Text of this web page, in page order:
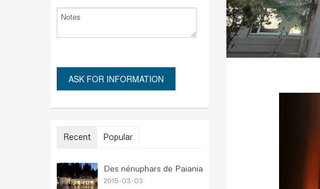
ASK FOR INFORMATION
Recent Popular
Des nénuphars de Paiania
2015-03-03